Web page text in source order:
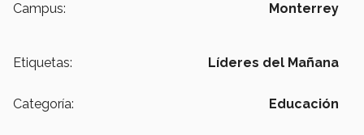
Campus: Monterrey
Etiquetas: Líderes del Mañana
Categoría: Educación